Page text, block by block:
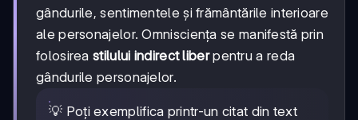
gândurile, sentimentele și frământările interioare
ale personajelor. Omnisciența se manifestă prin
folosirea stilului indirect liberpentru a reda
gândurile personajelor.
💡 Poți exemplifica printr-un citat din text